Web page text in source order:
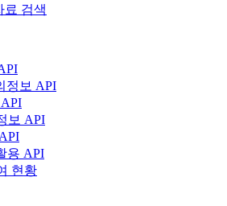
료 검색
정보 API
보 API
용 API
현황